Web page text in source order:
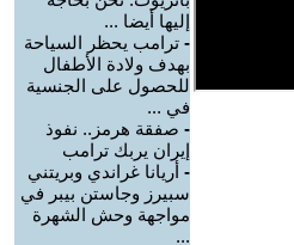
إليها أيضا ...
- ترامب يحظر السياحة
بهدف ولادة الأطفال
للحصول على الجنسية
في ...
- صفقة هرمز.. نفوذ
إيران يربك ترامب
- أريانا غراندي وبريتني
سبيرز وجاستن بيبر في
مواجهة وحش الشهرة
...